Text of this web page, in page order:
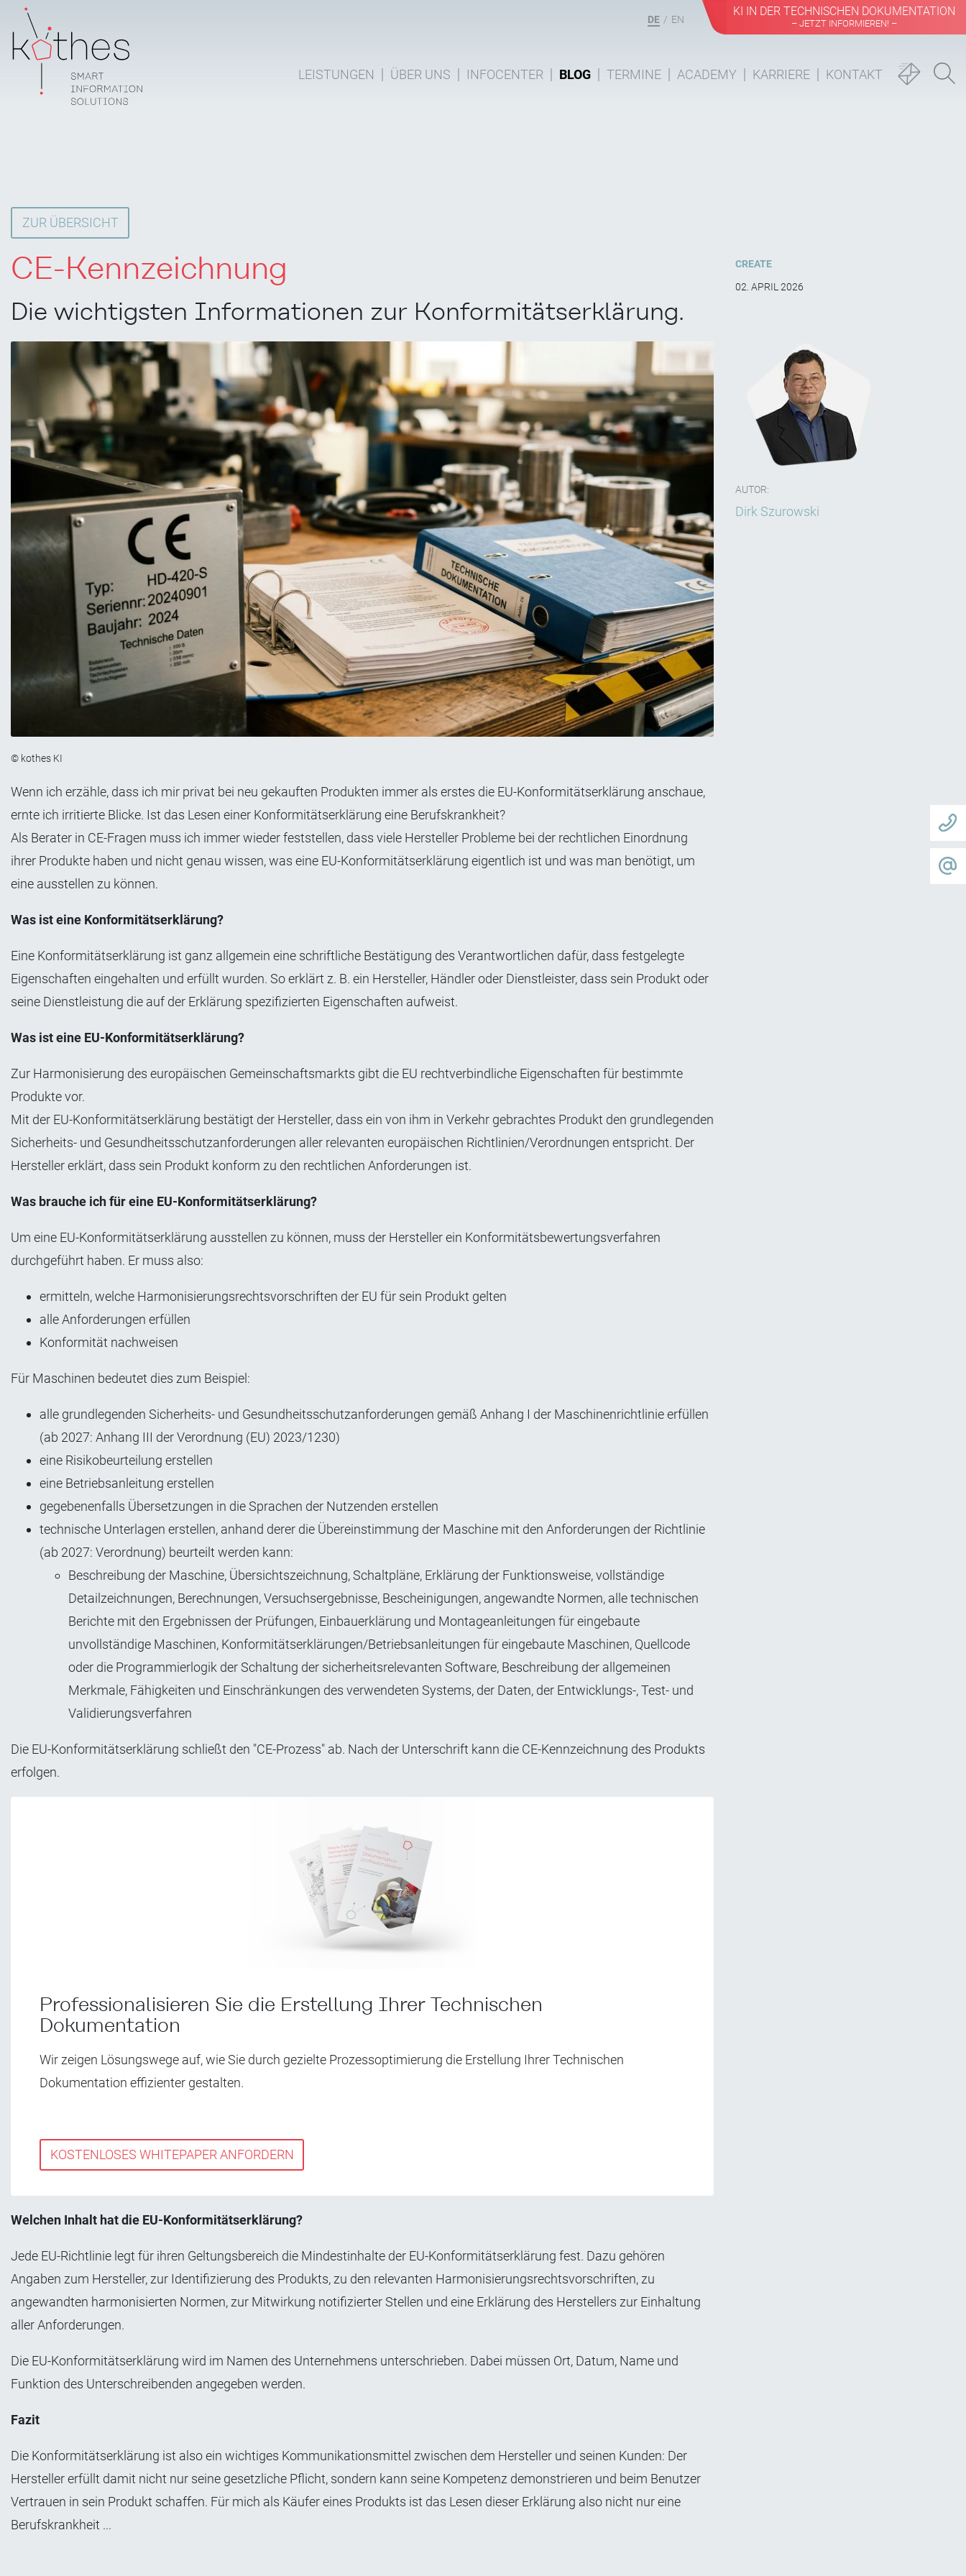
DE EN
KI IN DER TECHNISCHEN DOKUMENTATION
– JETZT INFORMIEREN! –
LEISTUNGEN ÜBER UNS INFOCENTER BLOG TERMINE ACADEMY KARRIERE KONTAKT
ZUR ÜBERSICHT
CE-Kennzeichnung
Die wichtigsten Informationen zur Konformitätserklärung.
CREATE
02. APRIL 2026
© kothes KI
Wenn ich erzähle, dass ich mir privat bei neu gekauften Produkten immer als erstes die EU-Konformitätserklärung anschaue,
ernte ich irritierte Blicke. Ist das Lesen einer Konformitätserklärung eine Berufskrankheit?
Als Berater in CE-Fragen muss ich immer wieder feststellen, dass viele Hersteller Probleme bei der rechtlichen Einordnung
ihrer Produkte haben und nicht genau wissen, was eine EU-Konformitätserklärung eigentlich ist und was man benötigt, um
eine ausstellen zu können.
Was ist eine Konformitätserklärung?
Eine Konformitätserklärung ist ganz allgemein eine schriftliche Bestätigung des Verantwortlichen dafür, dass festgelegte
Eigenschaften eingehalten und erfüllt wurden. So erklärt z. B. ein Hersteller, Händler oder Dienstleister, dass sein Produkt oder
seine Dienstleistung die auf der Erklärung spezifizierten Eigenschaften aufweist.
Was ist eine EU-Konformitätserklärung?
Zur Harmonisierung des europäischen Gemeinschaftsmarkts gibt die EU rechtverbindliche Eigenschaften für bestimmte
Produkte vor.
Mit der EU-Konformitätserklärung bestätigt der Hersteller, dass ein von ihm in Verkehr gebrachtes Produkt den grundlegenden
Sicherheits- und Gesundheitsschutzanforderungen aller relevanten europäischen Richtlinien/Verordnungen entspricht. Der
Hersteller erklärt, dass sein Produkt konform zu den rechtlichen Anforderungen ist.
Was brauche ich für eine EU-Konformitätserklärung?
Um eine EU-Konformitätserklärung ausstellen zu können, muss der Hersteller ein Konformitätsbewertungsverfahren
durchgeführt haben. Er muss also:
ermitteln, welche Harmonisierungsrechtsvorschriften der EU für sein Produkt gelten
alle Anforderungen erfüllen
Konformität nachweisen
Für Maschinen bedeutet dies zum Beispiel:
alle grundlegenden Sicherheits- und Gesundheitsschutzanforderungen gemäß Anhang I der Maschinenrichtlinie erfüllen
(ab 2027: Anhang III der Verordnung (EU) 2023/1230)
eine Risikobeurteilung erstellen
eine Betriebsanleitung erstellen
gegebenenfalls Übersetzungen in die Sprachen der Nutzenden erstellen
technische Unterlagen erstellen, anhand derer die Übereinstimmung der Maschine mit den Anforderungen der Richtlinie
(ab 2027: Verordnung) beurteilt werden kann:
Beschreibung der Maschine, Übersichtszeichnung, Schaltpläne, Erklärung der Funktionsweise, vollständige
Detailzeichnungen, Berechnungen, Versuchsergebnisse, Bescheinigungen, angewandte Normen, alle technischen
Berichte mit den Ergebnissen der Prüfungen, Einbauerklärung und Montageanleitungen für eingebaute
unvollständige Maschinen, Konformitätserklärungen/Betriebsanleitungen für eingebaute Maschinen, Quellcode
oder die Programmierlogik der Schaltung der sicherheitsrelevanten Software, Beschreibung der allgemeinen
Merkmale, Fähigkeiten und Einschränkungen des verwendeten Systems, der Daten, der Entwicklungs-, Test- und
Validierungsverfahren
Die EU-Konformitätserklärung schließt den "CE-Prozess" ab. Nach der Unterschrift kann die CE-Kennzeichnung des Produkts
erfolgen.
Professionalisieren Sie die Erstellung Ihrer Technischen
Dokumentation
Wir zeigen Lösungswege auf, wie Sie durch gezielte Prozessoptimierung die Erstellung Ihrer Technischen
Dokumentation effizienter gestalten.
KOSTENLOSES WHITEPAPER ANFORDERN
Welchen Inhalt hat die EU-Konformitätserklärung?
Jede EU-Richtlinie legt für ihren Geltungsbereich die Mindestinhalte der EU-Konformitätserklärung fest. Dazu gehören
Angaben zum Hersteller, zur Identifizierung des Produkts, zu den relevanten Harmonisierungsrechtsvorschriften, zu
angewandten harmonisierten Normen, zur Mitwirkung notifizierter Stellen und eine Erklärung des Herstellers zur Einhaltung
aller Anforderungen.
Die EU-Konformitätserklärung wird im Namen des Unternehmens unterschrieben. Dabei müssen Ort, Datum, Name und
Funktion des Unterschreibenden angegeben werden.
Fazit
Die Konformitätserklärung ist also ein wichtiges Kommunikationsmittel zwischen dem Hersteller und seinen Kunden: Der
Hersteller erfüllt damit nicht nur seine gesetzliche Pflicht, sondern kann seine Kompetenz demonstrieren und beim Benutzer
Vertrauen in sein Produkt schaffen. Für mich als Käufer eines Produkts ist das Lesen dieser Erklärung also nicht nur eine
Berufskrankheit ...
AUTOR:
Dirk Szurowski